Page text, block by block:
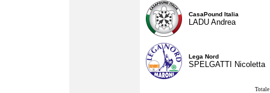
CasaPound Italia
LADU Andrea
Lega Nord
SPELGATTI Nicoletta